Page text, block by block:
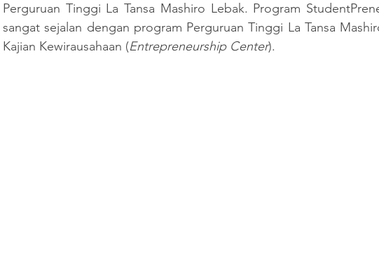
Perguruan Tinggi La Tansa Mashiro Lebak. Program
sangat sejalan dengan program Perguruan Tinggi La Tansa
Kajian Kewirausahaan (Entrepreneurship Center).